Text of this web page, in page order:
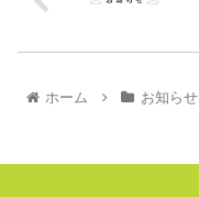
ホーム お知らせ